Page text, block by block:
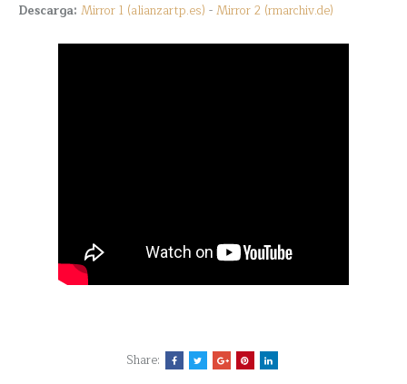
Descarga: Mirror 1 (alianzartp.es) -Mirror 2 (rmarchiv.de)
Share: